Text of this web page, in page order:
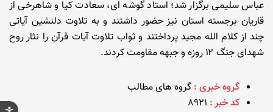
عباس سلیمی برگزار شد؛ استاد گوشه ای، سعادت کیا و شاهرخی از
قاریان برجسته استان نیز حضور داشتند و به تلاوت دلنشین آیاتی
چند از کلام الله مجید پرداختند و ثواب تلاوت آیات قرآن را نثار روح
شهدای جنگ ۱۲ روزه و جبهه مقاومت کردند.
گروه خبری : گروه های مطالب
کد خبر : 8921